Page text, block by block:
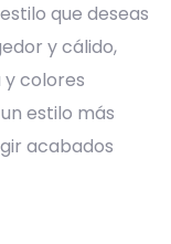
que deseas
y cálido,
colores
estilo más
acabados